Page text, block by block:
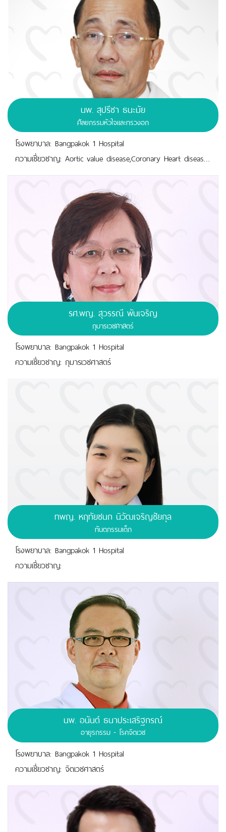
นพ. สุปรีชา ธนะมัย
ศัลยกรรมหัวใจและทรวงอก
โรงพยาบาล: Bangpakok 1 Hospital
ความเชี่ยวชาญ: Aortic value disease,Coronary Heart disease,Simple congenital Heart disease,Vascular Heart disease
รศ.พญ. สุวรรณี พันเจริญ
กุมารเวชศาสตร์
โรงพยาบาล: Bangpakok 1 Hospital
ความเชี่ยวชาญ: กุมารเวชศาสตร์
ทพญ. หฤทัยชนก นิวัฒเจริญชัยกุล
ทันตกรรมเด็ก
โรงพยาบาล: Bangpakok 1 Hospital
ความเชี่ยวชาญ:
นพ. อนันต์ ธนาประเสริฐกรณ์
อายุรกรรม - โรคจิตเวช
โรงพยาบาล: Bangpakok 1 Hospital
ความเชี่ยวชาญ: จิตเวชศาสตร์